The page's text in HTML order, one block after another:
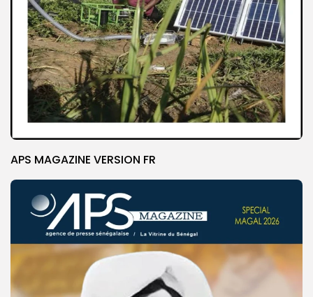
APS MAGAZINE VERSION FR